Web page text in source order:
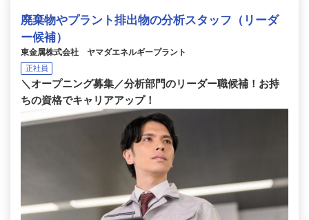
廃棄物やプラント排出物の分析スタッフ（リーダ
ー候補）
東金属株式会社 ヤマダエネルギープラント
正社員
＼オープニング募集／分析部門のリーダー職候補！お持
ちの資格でキャリアアップ！